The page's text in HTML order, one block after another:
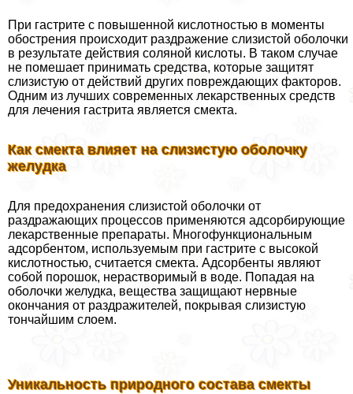
При гастрите с повышенной кислотностью в моменты
обострения происходит раздражение слизистой оболочки
в результате действия соляной кислоты. В таком случае
не помешает принимать средства, которые защитят
слизистую от действий других повреждающих факторов.
Одним из лучших современных лекарственных средств
для лечения гастрита является смекта.
Как смекта влияет на слизистую оболочку
желудка
Для пpeдoxpaнения слизистой оболочки от
раздражающих процессов применяются адсорбирующие
лекарственные препараты. Многофункциональным
адсорбентом, используемым при гастрите с высокой
кислотностью, считается смекта. Адсорбенты являют
собой порошок, нерастворимый в воде. Попадая на
оболочки желудка, вещества защищают нервные
окончания от раздражителей, покрывая слизистую
тончайшим слоем.
Уникальность природного состава смекты